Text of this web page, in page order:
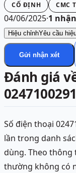
CỐ ĐỊNH CMC
04/06/2025·1
Hiệu chỉnhYêu cầu
Gửi nhận xét
Đánh giá
Số điện thoại
lần trong danh
dùng. Theo thông
thường không có